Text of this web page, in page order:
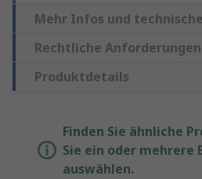
Mehr Infos und
Rechtliche Anforderungen
Produktdetails
Finden Sie ähnliche
Sie ein oder mehrere
auswählen.